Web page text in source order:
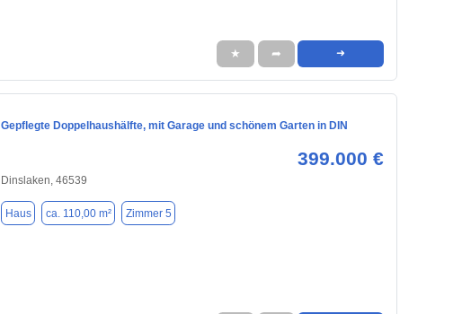
★ ➦ ➜
Gepflegte Doppelhaushälfte, mit Garage und schönem Garten in DIN
399.000 €
Dinslaken, 46539
Haus ca. 110,00 m² Zimmer 5